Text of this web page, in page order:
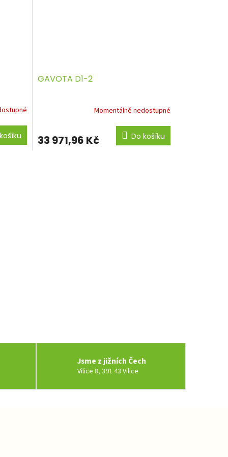
GAVOTA D1-2
Momentálně nedostupné
33 971,96 Kč Do košíku
Jsme z jižních Čech
Vilice 8, 391 43 Vilice